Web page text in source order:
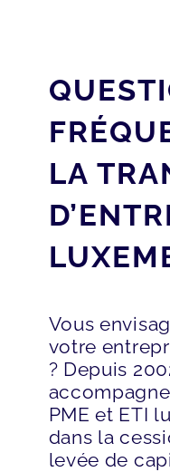
LA
Vous
votre
? Depuis
PME et ETI
dans la
levée de